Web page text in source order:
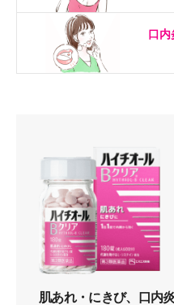
口内
肌あれ・にきび、口内